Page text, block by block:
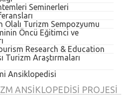
Seminerleri
Olalı Turizm Sempozyumu
Öncü Eğitimci ve
Research & Education
Turizm Araştırmaları
Ansiklopedisi
ANSIKLOPEDISI PROJESI